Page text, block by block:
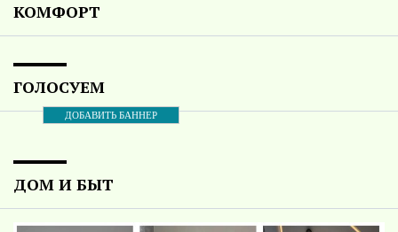
КОМФОРТ
ГОЛОСУЕМ
ДОБАВИТЬ БАННЕР
ДОМ И БЫТ